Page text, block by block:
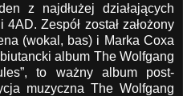
z najdłużej działających
Zespół został założony
(wokal, bas) i Marka Coxa
album The Wolfgang
to ważny album post-
muzyczna The Wolfgang